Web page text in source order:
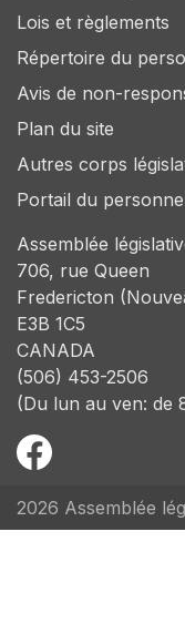
Lois et règlements
Répertoire du
Avis de non-
Plan du site
Autres corps
Portail du
Assemblée
706, rue Queen
Fredericton
E3B 1C5
CANADA
(506) 453-2506
(Du lun au ven: de
2026 Assemblée